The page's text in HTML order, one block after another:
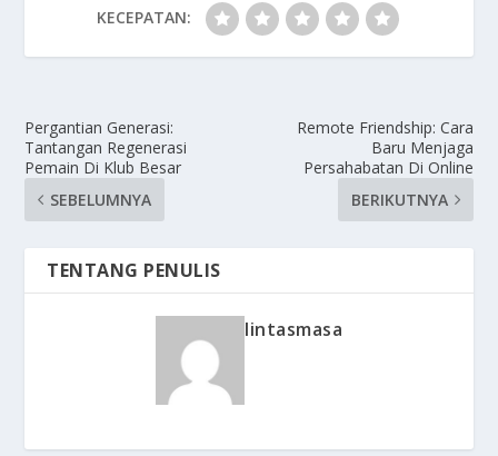
KECEPATAN:
Pergantian Generasi:
Tantangan Regenerasi
Pemain Di Klub Besar
SEBELUMNYA
Remote Friendship: Cara
Baru Menjaga
Persahabatan Di Online
BERIKUTNYA
TENTANG PENULIS
lintasmasa